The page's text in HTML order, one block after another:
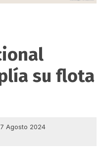
su flota
Agosto 2024